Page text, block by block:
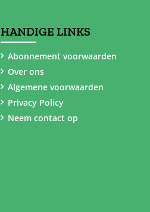
HANDIGE LINKS
Abonnement voorwaarden
Over ons
Algemene voorwaarden
Privacy Policy
Neem contact op